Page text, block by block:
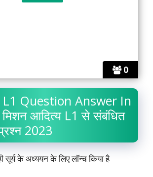
0
Question Answer In
आदित्य L1 से संबंधित
2023
सूर्य के अध्ययन के लिए लॉन्च किया है